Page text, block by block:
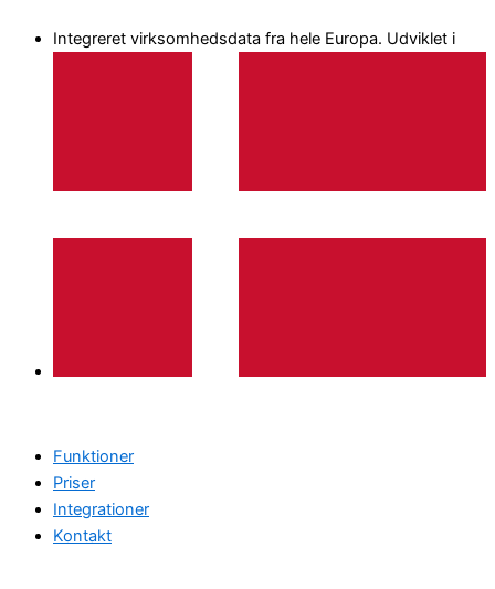
Integreret virksomhedsdata fra hele Europa. Udviklet i
Funktioner
Priser
Integrationer
Kontakt